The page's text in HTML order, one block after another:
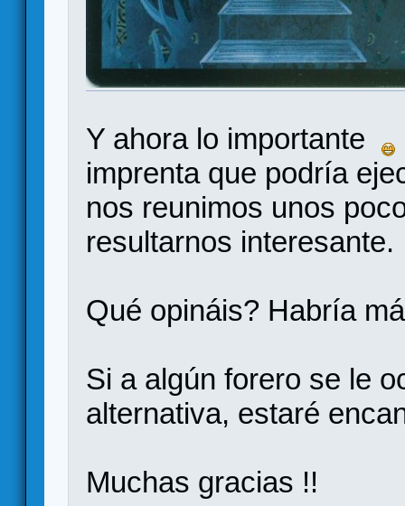
Y ahora lo importante
imprenta que podría
nos reunimos unos
resultarnos interesante.
Qué opináis? Habría
Si a algún forero se le
alternativa, estaré
Muchas gracias !!